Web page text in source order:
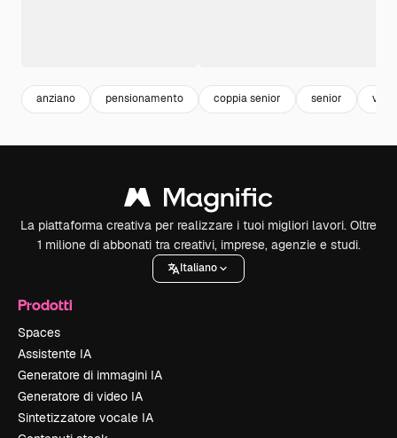
anziano pensionamento coppia senior senior
La piattaforma creativa per realizzare i tuoi migliori lavori. Oltre
1 milione di abbonati tra creativi, imprese, agenzie e studi.
Italiano
Prodotti
Spaces
Assistente IA
Generatore di immagini IA
Generatore di video IA
Sintetizzatore vocale IA